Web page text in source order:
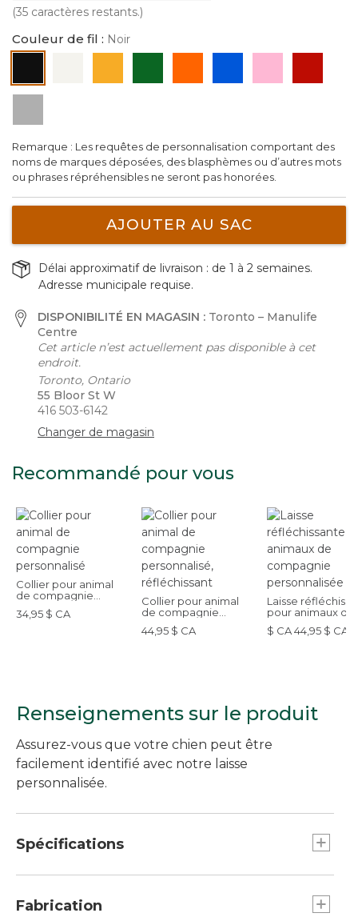
(35 caractères restants.)
Couleur de fil : Noir
Remarque : Les requêtes de personnalisation comportant des
noms de marques déposées, des blasphèmes ou d’autres mots
ou phrases répréhensibles ne seront pas honorées.
AJOUTER AU SAC
Délai approximatif de livraison : de 1 à 2 semaines.
Adresse municipale requise.
DISPONIBILITÉ EN MAGASIN : Toronto – Manulife
Centre
Cet article n’est actuellement pas disponible à cet
endroit.
Toronto, Ontario
55 Bloor St W
416 503-6142
Changer de magasin
Recommandé pour vous
Collier pour animal
de compagnie
personnalisé
34,95 $ CA
Collier pour animal
de compagnie
personnalisé,
réfléchissant
44,95 $ CA
Laisse
pour animaux de
compagnie
personnalisée
$ CA 44,95 $
Renseignements sur le produit
Assurez-vous que votre chien peut être
facilement identifié avec notre laisse
personnalisée.
Spécifications
Dimensions : 6 pi x 5-8 po.
Fabrication